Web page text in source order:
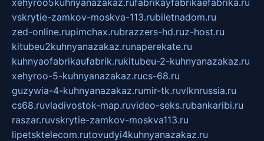
xehyroo5kuhnyanazakaz.rufabrikayfabrikaefabrika.ru
vskrytie-zamkov-moskva-113.rubiletnadom.ru
zed-online.rupimchax.rubrazzers-hd.ruz-host.ru
kitubeu2kuhnyanazakaz.runaperekate.ru
kuhnyaofabrikaufabrik.rukitubeu-2-kuhnyanazakaz.ru
xehyroo-5-kuhnyanazakaz.rucs-68.ru
guzywia-4-kuhnyanazakaz.rumir-tk.ruvlknrussia.ru
cs68.ruvladivostok-map.ruvideo-seks.rubankaribi.ru
raszar.ruvskrytie-zamkov-moskva113.ru
lipetsktelecom.rutovudyi4kuhnyanazakaz.ru